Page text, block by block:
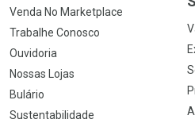
Venda No Marketplace
Trabalhe Conosco
Ouvidoria
Nossas Lojas
Bulário
Sustentabilidade